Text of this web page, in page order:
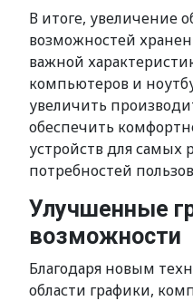
В итоге, увеличение
возможностей
важной
компьютеров и
увеличить
обеспечить
устройств для самых
потребностей
Улучшенные
возможности
Благодаря новым
области графики,